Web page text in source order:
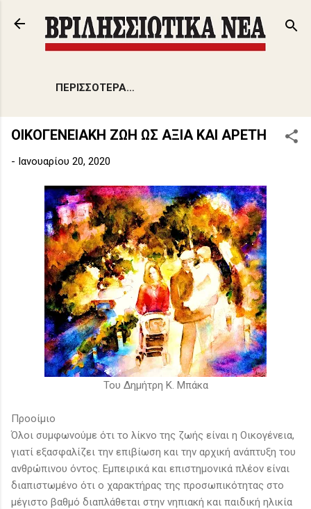
Μετάβαση στο κύριο περιεχόμενο
ΠΕΡΙΣΣΌΤΕΡΑ…
ΟΙΚΟΓΕΝΕΙΑΚΗ ΖΩΗ ΩΣ ΑΞΙΑ ΚΑΙ ΑΡΕΤΗ
- Ιανουαρίου 20, 2020
Του Δημήτρη Κ. Μπάκα
Προοίμιο
Όλοι συμφωνούμε ότι το λίκνο της ζωής είναι η Οικογένεια,
γιατί εξασφαλίζει την επιβίωση και την αρχική ανάπτυξη του
ανθρώπινου όντος. Εμπειρικά και επιστημονικά πλέον είναι
διαπιστωμένο ότι ο χαρακτήρας της προσωπικότητας στο
μέγιστο βαθμό διαπλάθεται στην νηπιακή και παιδική ηλικία